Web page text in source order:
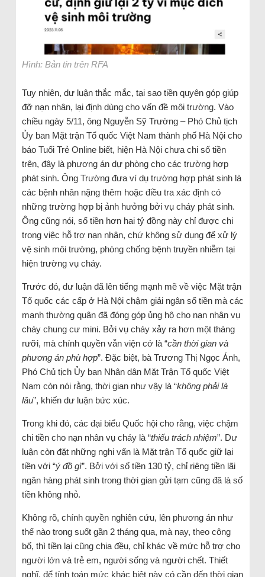
Hình: Bản tin trên RFA
Tuy nhiên, dư luận thắc mắc, tại sao tiền quyên góp giúp
đỡ nạn nhân, lại định dùng cho vấn đề môi trường. Vào
chiều ngày 5/11, ông Nguyễn Sỹ Trường – Phó Chủ tịch
Ủy ban Mặt trận Tổ quốc Việt Nam thành phố Hà Nội cho
báo Tuổi Trẻ Online biết, hiện Hà Nội chưa chi số tiền
trên, đây là phương án dự phòng cho các trường hợp
phát sinh. Ông Trường đưa ví dụ trường hợp phát sinh là
các bệnh nhân nặng thêm hoặc điều tra xác định có
những trường hợp bị ảnh hưởng bởi vụ cháy phát sinh.
Ông cũng nói, số tiền hơn hai tỷ đồng này chỉ được chi
trong việc hỗ trợ nạn nhân, chứ không sử dụng để xử lý
vệ sinh môi trường, phòng chống bệnh truyền nhiễm tại
hiện trường vụ cháy.
Trước đó, dư luận đã lên tiếng mạnh mẽ về việc Mặt trận
Tổ quốc các cấp ở Hà Nội chậm giải ngân số tiền mà các
mạnh thường quân đã đóng góp ủng hộ cho nạn nhân vụ
cháy chung cư mini. Bởi vụ cháy xảy ra hơn một tháng
rưỡi, mà chính quyền vẫn viện cớ là “cần thời gian và
phương án phù hợp”. Đặc biệt, bà Trương Thị Ngọc Ánh,
Phó Chủ tịch Ủy ban Nhân dân Mặt Trận Tổ quốc Việt
Nam còn nói rằng, thời gian như vậy là “không phải là
lâu”, khiến dư luận bức xúc.
Trong khi đó, các đại biểu Quốc hội cho rằng, việc chậm
chi tiền cho nạn nhân vụ cháy là “thiếu trách nhiệm”. Dư
luận còn đặt những nghi vấn là Mặt trận Tổ quốc giữ lại
tiền với “ý đồ gì”. Bởi với số tiền 130 tỷ, chỉ riêng tiền lãi
ngân hàng phát sinh trong thời gian gửi tạm cũng đã là số
tiền không nhỏ.
Không rõ, chính quyền nghiên cứu, lên phương án như
thế nào trong suốt gần 2 tháng qua, mà nay, theo công
bố, thì tiền lại cũng chia đều, chỉ khác về mức hỗ trợ cho
người lớn và trẻ em, người sống và người chết. Thiết
nghĩ, để tính toán mức khác biệt này có cần đến thời gian